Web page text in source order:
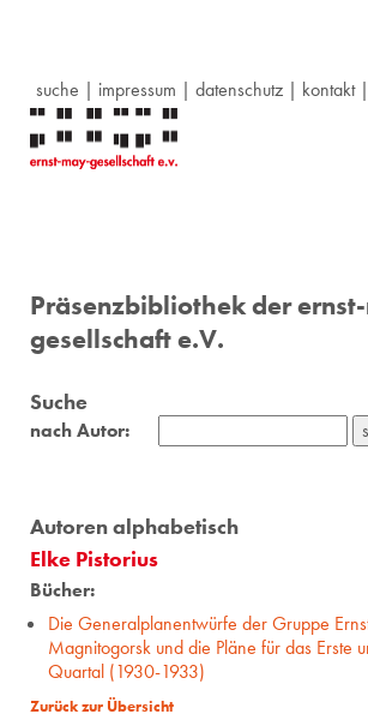
suche | impressum | datenschutz| kontakt|
Präsenzbibliothek der
gesellschaft e.V.
Suche
nach Autor:
Autoren alphabetisch
Elke Pistorius
Bücher:
Die Generalplanentwürfe der Gruppe
Magnitogorsk und die Pläne für das Erste
Quartal (1930-1933)
Zurück zur Übersicht